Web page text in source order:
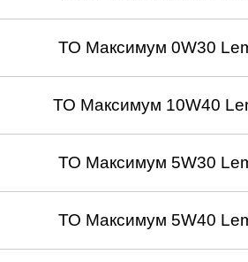
ТО Максимум 0W30
ТО Максимум 10W40
ТО Максимум 5W30
ТО Максимум 5W40